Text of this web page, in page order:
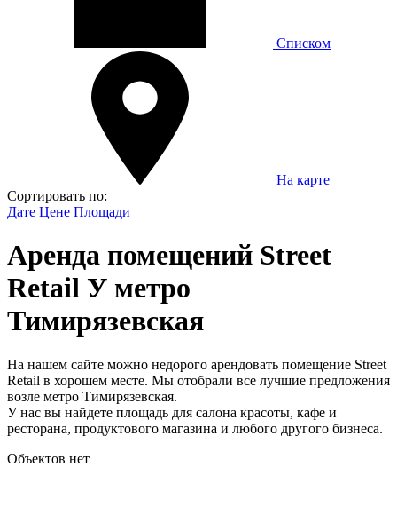
Списком
На карте
Сортировать по:
Дате Цене Площади
Аренда помещений Street
Retail У метро
Тимирязевская
На нашем сайте можно недорого арендовать помещение Street
Retail в хорошем месте. Мы отобрали все лучшие предложения
возле метро Тимирязевская.
У нас вы найдете площадь для салона красоты, кафе и
ресторана, продуктового магазина и любого другого бизнеса.
Объектов нет